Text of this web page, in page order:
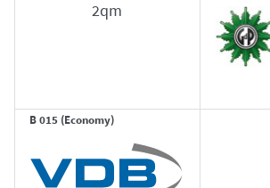
2qm
B 015 (Economy)